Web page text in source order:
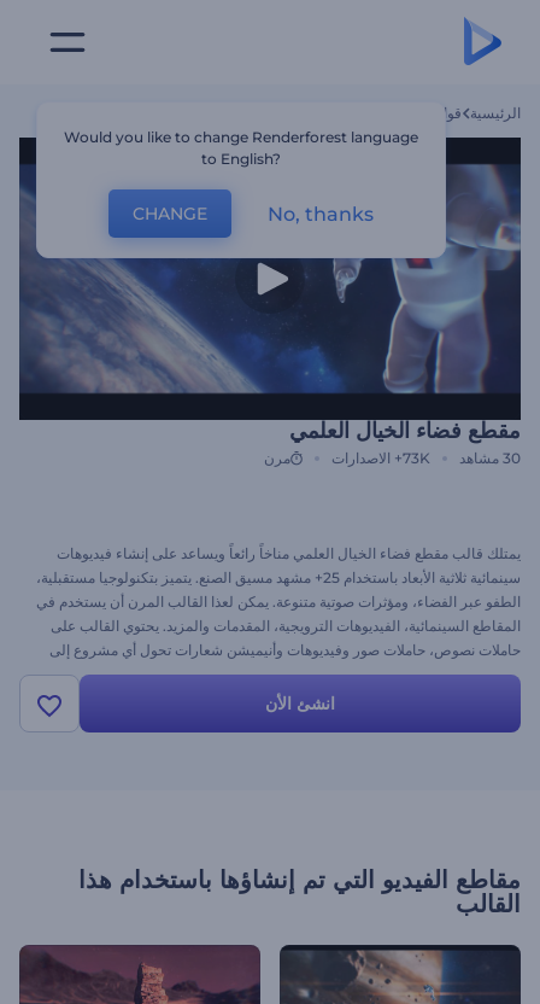
الرئيسية قوالب
مقطع فضاء الخيال العلمي
30 مشاهد 73K+ الاصدارات مرن
يمتلك قالب مقطع فضاء الخيال العلمي مناخاً رائعاً ويساعد على إنشاء فيديوهات
سينمائية ثلاثية الأبعاد باستخدام 25+ مشهد مسيق الصنع. يتميز بتكنولوجيا مستقبلية،
الطفو عبر الفضاء، ومؤثرات صوتية متنوعة. يمكن لعذا القالب المرن أن يستخدم في
المقاطع السينمائية، الفيديوهات الترويجية، المقدمات والمزيد. يحتوي القالب على
حاملات نصوص، حاملات صور وفيديوهات وأنيميشن شعارات تحول أي مشروع إلى
فيديو احترافي واقعي.
انشئ الأن
مقاطع الفيديو التي تم إنشاؤها باستخدام هذا
القالب
Would you like to change Renderforest language
to English?
CHANGE No, thanks